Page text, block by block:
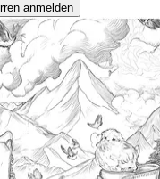
anmelden